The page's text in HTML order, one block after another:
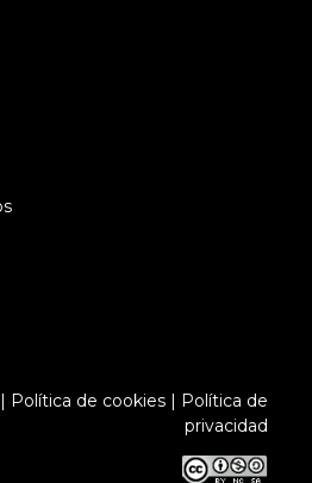
| Política de cookies| Política de
privacidad